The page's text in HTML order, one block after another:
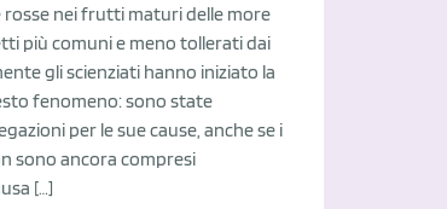
rosse nei frutti maturi delle more
più comuni e meno tollerati dai
gli scienziati hanno iniziato la
fenomeno: sono state
per le sue cause, anche se i
sono ancora compresi
[…]